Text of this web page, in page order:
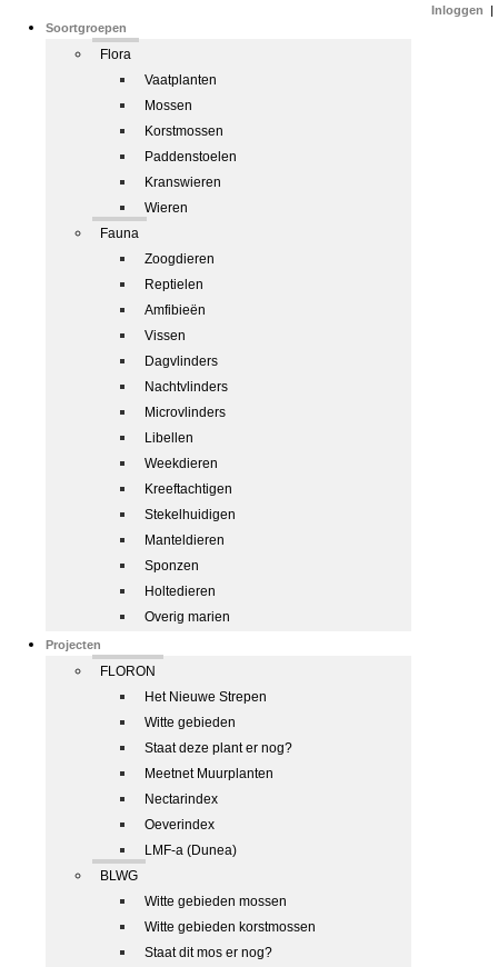
Soortgroepen
Flora
Vaatplanten
Mossen
Korstmossen
Paddenstoelen
Kranswieren
Wieren
Fauna
Zoogdieren
Reptielen
Amfibieën
Vissen
Dagvlinders
Nachtvlinders
Microvlinders
Libellen
Weekdieren
Kreeftachtigen
Stekelhuidigen
Manteldieren
Sponzen
Holtedieren
Overig marien
Projecten
FLORON
Het Nieuwe Strepen
Witte gebieden
Staat deze plant er nog?
Meetnet Muurplanten
Nectarindex
Oeverindex
LMF-a (Dunea)
BLWG
Witte gebieden mossen
Witte gebieden korstmossen
Staat dit mos er nog?
Inloggen |